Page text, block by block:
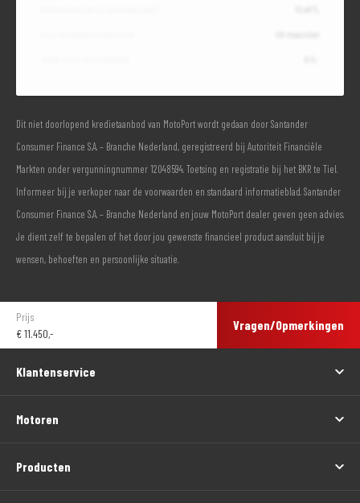
Dit niet doorlopend kredietaanbod van MotoPort wordt gedaan door Santander
Consumer Finance S.A. – Branche Nederland, geregistreerd bij Autoriteit Financiële
Markten onder vergunningnummer 12048594. Toetsing en registratie bij het BKR te Tiel.
Informeer bij je verkoper naar de voorwaarden en standaard informatieblad. Santander
Consumer Finance S.A. – Branche Nederland en jouw MotoPort dealer geven geen advies.
Je dient zelf te bepalen of het door jou gewenste financieel product aansluit bij je
wensen, behoeften en persoonlijke situatie.
Prijs
€11.450,-
Vragen/Opmerkingen
Klantenservice
Motoren
Producten